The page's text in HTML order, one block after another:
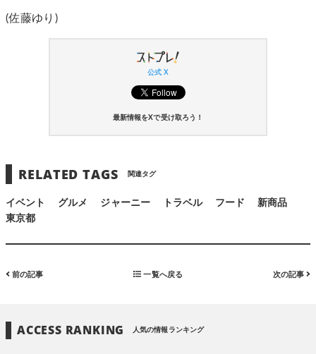
(佐藤ゆり)
公式 X
最新情報をXで受け取ろう！
RELATED TAGS 関連タグ
イベント グルメ ジャーニー トラベル フード
新商品
東京都
前の記事 一覧へ戻る 次の記事
ACCESS RANKING 人気の情報ランキング